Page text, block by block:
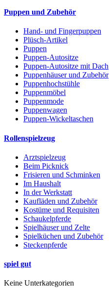
Puppen und Zubehör
Hand- und Fingerpuppen
Plüsch-Artikel
Puppen
Puppen-Autositze
Puppen-Autositze mit Dach
Puppenhäuser und Zubehör
Puppenhochstühle
Puppenmöbel
Puppenmode
Puppenwagen
Puppen-Wickeltaschen
Rollenspielzeug
Arztspielzeug
Beim Picknick
Frisieren und Schminken
Im Haushalt
In der Werkstatt
Kaufläden und Zubehör
Kostüme und Requisiten
Schaukelpferde
Spielhäuser und Zelte
Spielküchen und Zubehör
Steckenpferde
spiel gut
Keine Unterkategorien